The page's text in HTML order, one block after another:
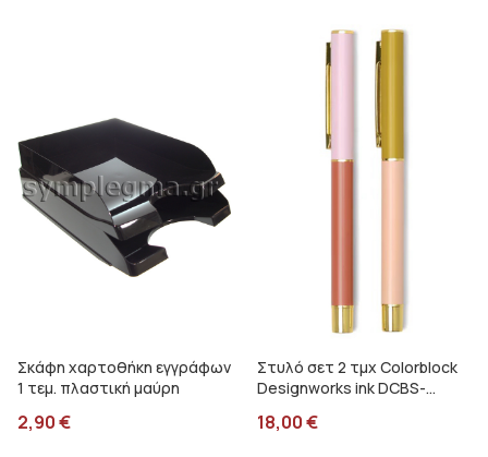
Σκάφη χαρτοθήκη εγγράφων
1 τεμ. πλαστική μαύρη
2,90€
Στυλό σετ 2 τμχ Colorblock
Designworks ink DCBS-
18,00€